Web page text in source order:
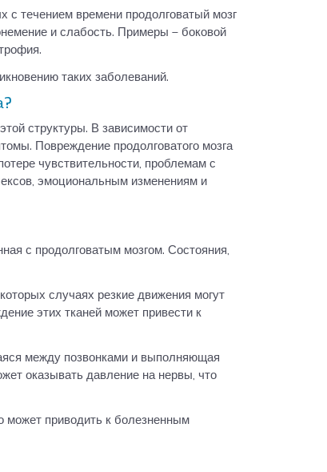
с течением времени продолговатый мозг
и слабость. Примеры – боковой
таких заболеваний.
структуры. В зависимости от
Повреждение продолговатого мозга
чувствительности, проблемам с
эмоциональным изменениям и
с продолговатым мозгом. Состояния,
случаях резкие движения могут
этих тканей может привести к
между позвонками и выполняющая
оказывать давление на нервы, что
может приводить к болезненным